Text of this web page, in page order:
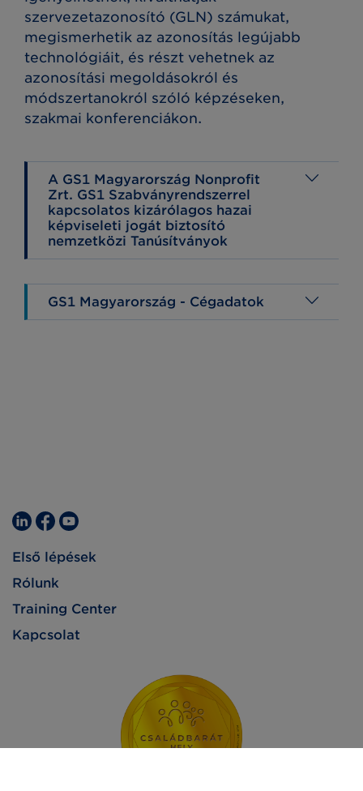
szervezetazonosító (GLN) számukat,
megismerhetik az azonosítás legújabb
technológiáit, és részt vehetnek az
azonosítási megoldásokról és
módszertanokról szóló képzéseken,
szakmai konferenciákon.
A GS1 Magyarország Nonprofit
Zrt. GS1 Szabványrendszerrel
kapcsolatos kizárólagos hazai
képviseleti jogát biztosító
nemzetközi Tanúsítványok
GS1 Magyarország - Cégadatok
Első lépések
Rólunk
Training Center
Kapcsolat